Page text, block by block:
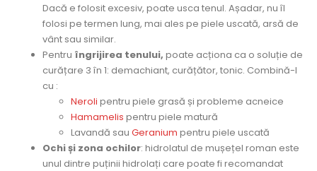
Dacă e folosit excesiv, poate usca tenul. Așadar, nu îl
folosi pe termen lung, mai ales pe piele uscată, arsă de
vânt sau similar.
Pentru îngrijirea tenului, poate acționa ca o soluție de
curățare 3 în 1: demachiant, curățător, tonic. Combină-l
cu :
Neroli pentru piele grasă și probleme acneice
Hamamelis pentru piele matură
Lavandă sau Geranium pentru piele uscată
Ochi și zona ochilor: hidrolatul de mușețel roman este
unul dintre puținii hidrolați care poate fi recomandat